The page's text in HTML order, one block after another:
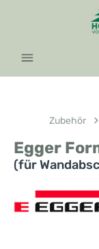
Zum Hauptinhalt
Zubehör
Egger
(für